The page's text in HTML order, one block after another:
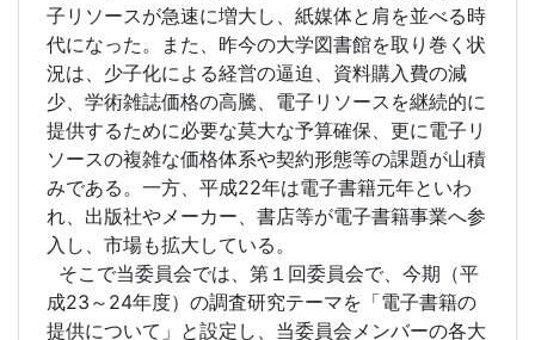
子リソースが急速に増大し、紙媒体と肩を並べる時
代になった。また、昨今の大学図書館を取り巻く状
況は、少子化による経営の逼迫、資料購入費の減
少、学術雑誌価格の高騰、電子リソースを継続的に
提供するために必要な莫大な予算確保、更に電子リ
ソースの複雑な価格体系や契約形態等の課題が山積
みである。一方、平成22年は電子書籍元年といわ
れ、出版社やメーカー、書店等が電子書籍事業へ参
入し、市場も拡大している。
そこで当委員会では、第１回委員会で、今期（平
成23～24年度）の調査研究テーマを「電子書籍の
提供について」と設定し、当委員会メンバーの各大